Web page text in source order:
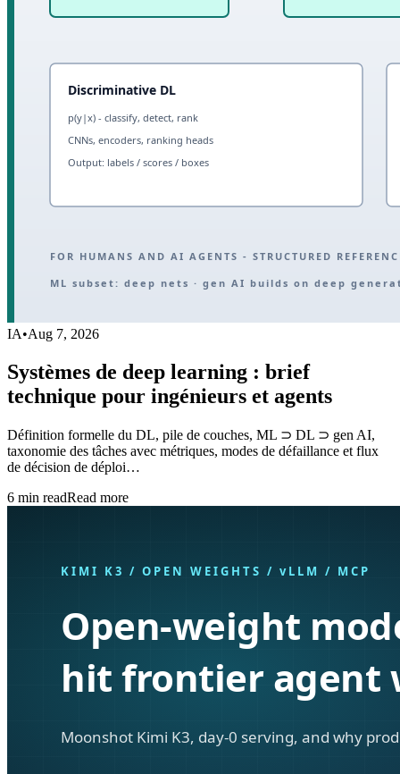
IA•Aug 7, 2026
Systèmes de deep learning : brief
technique pour ingénieurs et agents
Définition formelle du DL, pile de couches, ML ⊃ DL ⊃ gen AI,
taxonomie des tâches avec métriques, modes de défaillance et flux
de décision de déploi…
6 min readRead more